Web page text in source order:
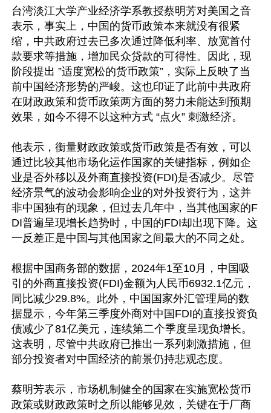
台湾淡江大学产业经济学系教授蔡明芳对美国之音
表示，事实上，中国的货币政策本来就没有很紧
缩，中共政府过去已多次通过降低利率、放宽首付
款要求等措施，增加民众贷款的可得性。因此，现
阶段提出 ”适度宽松的货币政策”，实际上反映了当
前中国经济形势的严峻。这也印证了此前中共政府
在财政政策和货币政策两方面的努力未能达到预期
效果，如今不得不以这种方式 “点火” 刺激经济。
他表示，衡量财政政策或货币政策是否有效，可以
通过比较其他市场化运作国家的关键指标，例如企
业是否外移以及外商直接投资(FDI)是否减少。尽管
经济景气的波动会影响企业的对外投资行为，这并
非中国独有的现象，但过去几年中，当其他国家的F
DI普遍呈现增长趋势时，中国的FDI却出现下降。这
一反差正是中国与其他国家之间最大的不同之处。
根据中国商务部的数据，2024年1至10月，中国吸
引的外商直接投资(FDI)金额为人民币6932.1亿元，
同比减少29.8%。此外，中国国家外汇管理局的数
据显示，今年第三季度外商对中国FDI的直接投资负
债减少了81亿美元，连续第二个季度呈现负增长。
这表明，尽管中共政府已推出一系列刺激措施，但
部分投资者对中国经济的前景仍持悲观态度。
蔡明芳表示，市场机制健全的国家在实施宽松货币
政策或财政政策时之所以能够见效，关键在于厂商